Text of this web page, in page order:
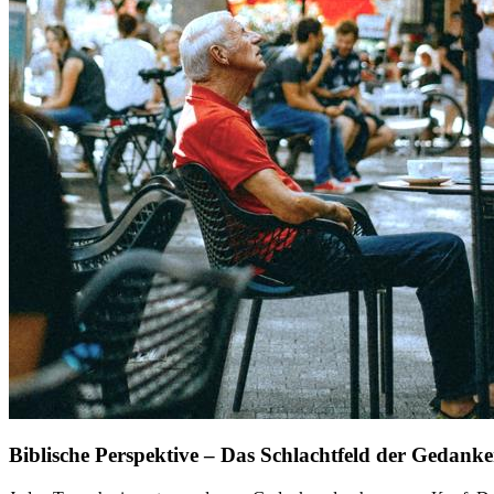
Biblische Perspektive – Das Schlachtfeld der